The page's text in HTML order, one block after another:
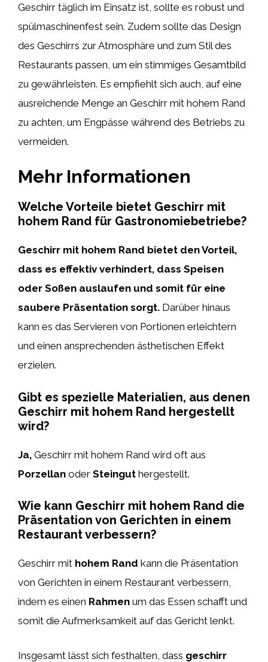
Geschirr täglich im Einsatz ist, sollte es robust und
spülmaschinenfest sein. Zudem sollte das Design
des Geschirrs zur Atmosphäre und zum Stil des
Restaurants passen, um ein stimmiges Gesamtbild
zu gewährleisten. Es empfiehlt sich auch, auf eine
ausreichende Menge an Geschirr mit hohem Rand
zu achten, um Engpässe während des Betriebs zu
vermeiden.
Mehr Informationen
Welche Vorteile bietet Geschirr mit
hohem Rand für Gastronomiebetriebe?
Geschirr mit hohem Rand bietet den Vorteil,
dass es effektiv verhindert, dass Speisen
oder Soßen auslaufen und somit für eine
saubere Präsentation sorgt. Darüber hinaus
kann es das Servieren von Portionen erleichtern
und einen ansprechenden ästhetischen Effekt
erzielen.
Gibt es spezielle Materialien, aus denen
Geschirr mit hohem Rand hergestellt
wird?
Ja, Geschirr mit hohem Rand wird oft aus
Porzellan oder Steingut hergestellt.
Wie kann Geschirr mit hohem Rand die
Präsentation von Gerichten in einem
Restaurant verbessern?
Geschirr mit hohem Rand kann die Präsentation
von Gerichten in einem Restaurant verbessern,
indem es einen Rahmen um das Essen schafft und
somit die Aufmerksamkeit auf das Gericht lenkt.
Insgesamt lässt sich festhalten, dass geschirr